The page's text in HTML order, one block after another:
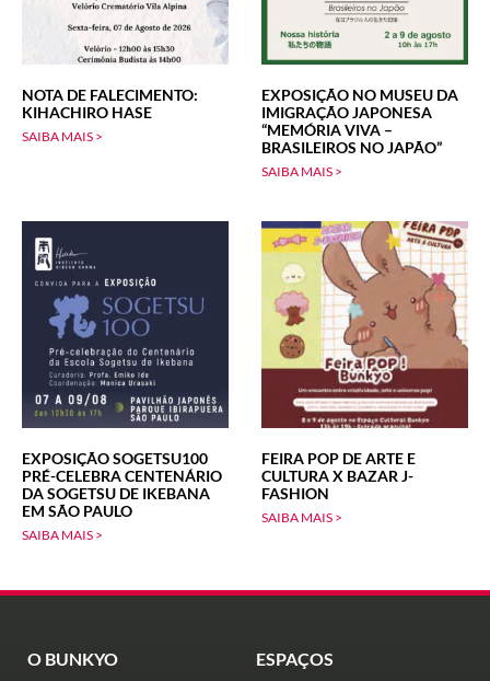
NOTA DE FALECIMENTO:
KIHACHIRO HASE
SAIBA MAIS >
EXPOSIÇÃO NO MUSEU DA
IMIGRAÇÃO JAPONESA
“MEMÓRIA VIVA –
BRASILEIROS NO JAPÃO”
SAIBA MAIS >
EXPOSIÇÃO SOGETSU100
PRÉ-CELEBRA CENTENÁRIO
DA SOGETSU DE IKEBANA
EM SÃO PAULO
SAIBA MAIS >
FEIRA POP DE ARTE E
CULTURA X BAZAR J-
FASHION
SAIBA MAIS >
O BUNKYO ESPAÇOS